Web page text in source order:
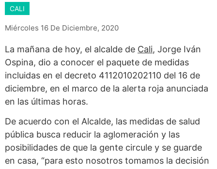
CALI
Miércoles 16 De Diciembre, 2020
La mañana de hoy, el alcalde de Cali, Jorge Iván
Ospina, dio a conocer el paquete de medidas
incluidas en el decreto 4112010202110 del 16 de
diciembre, en el marco de la alerta roja anunciada
en las últimas horas.
De acuerdo con el Alcalde, las medidas de salud
pública busca reducir la aglomeración y las
posibilidades de que la gente circule y se guarde
en casa, “para esto nosotros tomamos la decisión